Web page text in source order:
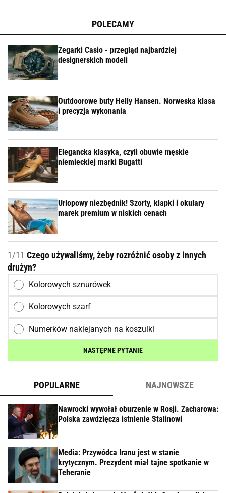
POLECAMY
Zegarki Casio - przegląd najbardziej
designerskich modeli
Outdoorowe buty Helly Hansen. Norweska klasa
i precyzja wykonania
Elegancka klasyka, czyli obuwie męskie
niemieckiej marki Bugatti
Urlopowy niezbędnik! Szorty, klapki i okulary
marek premium w niskich cenach
1/11 Czego używaliśmy, żeby rozróżnić osoby z innych
drużyn?
Kolorowych sznurówek
Kolorowych szarf
Numerków naklejanych na koszulki
NASTĘPNE PYTANIE
POPULARNE NAJNOWSZE
Nawrocki wywołał oburzenie w Rosji. Zacharowa:
Polska zawdzięcza istnienie Stalinowi
Media: Przywódca Iranu jest w stanie
krytycznym. Prezydent miał tajne spotkanie w
Teheranie